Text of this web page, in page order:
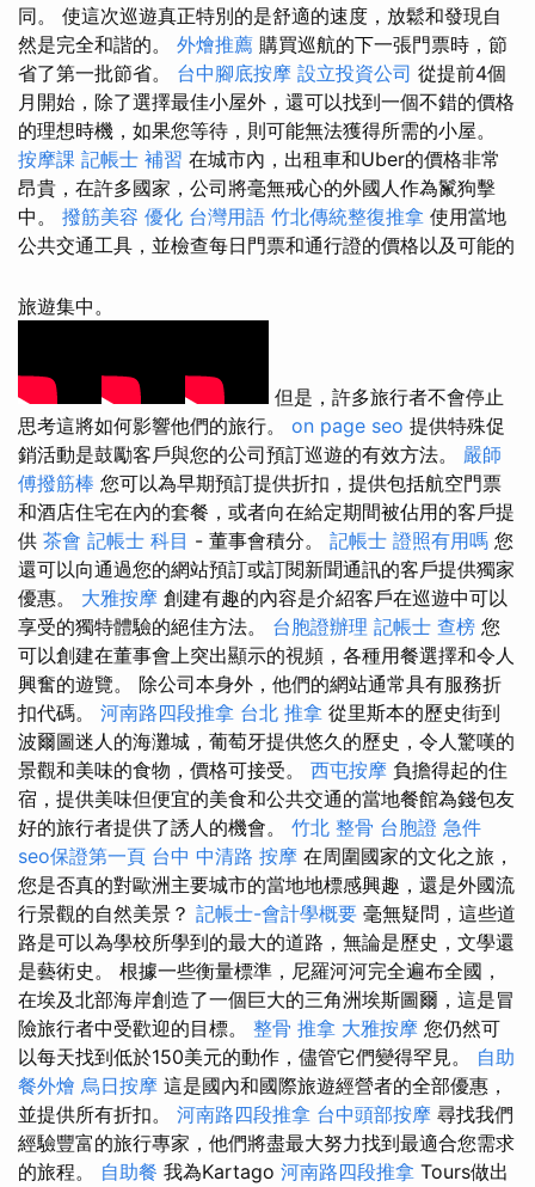
同。 使這次巡遊真正特別的是舒適的速度，放鬆和發現自
然是完全和諧的。 外燴推薦 購買巡航的下一張門票時，節
省了第一批節省。 台中腳底按摩 設立投資公司 從提前4個
月開始，除了選擇最佳小屋外，還可以找到一個不錯的價格
的理想時機，如果您等待，則可能無法獲得所需的小屋。
按摩課 記帳士 補習 在城市內，出租車和Uber的價格非常
昂貴，在許多國家，公司將毫無戒心的外國人作為鬣狗擊
中。 撥筋美容 優化 台灣用語 竹北傳統整復推拿 使用當地
公共交通工具，並檢查每日門票和通行證的價格以及可能的
旅遊集中。
但是，許多旅行者不會停止
思考這將如何影響他們的旅行。 on page seo 提供特殊促
銷活動是鼓勵客戶與您的公司預訂巡遊的有效方法。 嚴師
傅撥筋棒 您可以為早期預訂提供折扣，提供包括航空門票
和酒店住宅在內的套餐，或者向在給定期間被佔用的客戶提
供 茶會 記帳士 科目 - 董事會積分。 記帳士 證照有用嗎 您
還可以向通過您的網站預訂或訂閱新聞通訊的客戶提供獨家
優惠。 大雅按摩 創建有趣的內容是介紹客戶在巡遊中可以
享受的獨特體驗的絕佳方法。 台胞證辦理 記帳士 查榜 您
可以創建在董事會上突出顯示的視頻，各種用餐選擇和令人
興奮的遊覽。 除公司本身外，他們的網站通常具有服務折
扣代碼。 河南路四段推拿 台北 推拿 從里斯本的歷史街到
波爾圖迷人的海灘城，葡萄牙提供悠久的歷史，令人驚嘆的
景觀和美味的食物，價格可接受。 西屯按摩 負擔得起的住
宿，提供美味但便宜的美食和公共交通的當地餐館為錢包友
好的旅行者提供了誘人的機會。 竹北 整骨 台胞證 急件
seo保證第一頁 台中 中清路 按摩 在周圍國家的文化之旅，
您是否真的對歐洲主要城市的當地地標感興趣，還是外國流
行景觀的自然美景？ 記帳士-會計學概要 毫無疑問，這些道
路是可以為學校所學到的最大的道路，無論是歷史，文學還
是藝術史。 根據一些衡量標準，尼羅河河完全遍布全國，
在埃及北部海岸創造了一個巨大的三角洲埃斯圖爾，這是冒
險旅行者中受歡迎的目標。 整骨 推拿 大雅按摩 您仍然可
以每天找到低於150美元的動作，儘管它們變得罕見。 自助
餐外燴 烏日按摩 這是國內和國際旅遊經營者的全部優惠，
並提供所有折扣。 河南路四段推拿 台中頭部按摩 尋找我們
經驗豐富的旅行專家，他們將盡最大努力找到最適合您需求
的旅程。 自助餐 我為Kartago 河南路四段推拿 Tours做出